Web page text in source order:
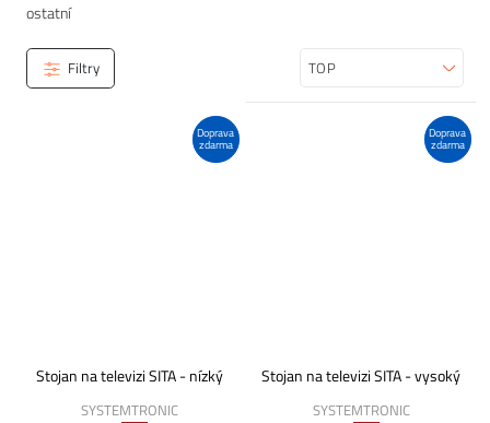
ostatní
Filtry Seřadit
Doprava
zdarma
Stojan na televizi SITA - nízký
SYSTEMTRONIC
Doprava
zdarma
Stojan na televizi SITA - vysoký
SYSTEMTRONIC